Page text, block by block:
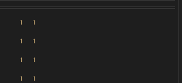
1 1
1 1
1 1
1 1